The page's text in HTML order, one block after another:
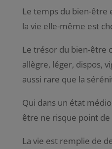
Le temps du bien-être
la vie elle-même est
Le trésor du bien-être
allègre, léger, dispos,
aussi rare que la
Qui dans un état
être ne risque point
La vie est remplie de